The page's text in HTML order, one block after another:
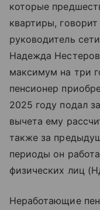
которые
квартиры,
руководитель
Надежда
максимум на три
пенсионер
2025 году подал
вычета ему
также за
периоды он
физических лиц
Неработающие